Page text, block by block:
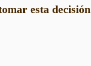
esta decisión